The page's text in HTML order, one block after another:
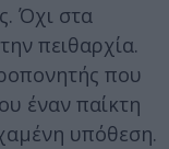
Όχι στα
πειθαρχία.
που
έναν παίκτη
υπόθεση.